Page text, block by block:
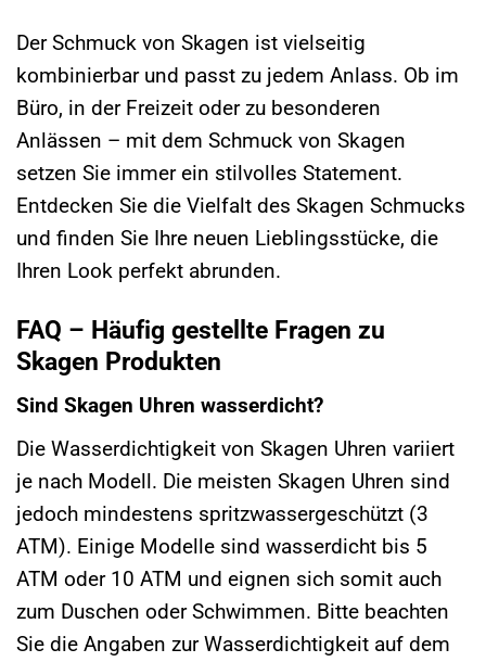
Der Schmuck von Skagen ist vielseitig
kombinierbar und passt zu jedem Anlass. Ob im
Büro, in der Freizeit oder zu besonderen
Anlässen – mit dem Schmuck von Skagen
setzen Sie immer ein stilvolles Statement.
Entdecken Sie die Vielfalt des Skagen Schmucks
und finden Sie Ihre neuen Lieblingsstücke, die
Ihren Look perfekt abrunden.
FAQ – Häufig gestellte Fragen zu
Skagen Produkten
Sind Skagen Uhren wasserdicht?
Die Wasserdichtigkeit von Skagen Uhren variiert
je nach Modell. Die meisten Skagen Uhren sind
jedoch mindestens spritzwassergeschützt (3
ATM). Einige Modelle sind wasserdicht bis 5
ATM oder 10 ATM und eignen sich somit auch
zum Duschen oder Schwimmen. Bitte beachten
Sie die Angaben zur Wasserdichtigkeit auf dem